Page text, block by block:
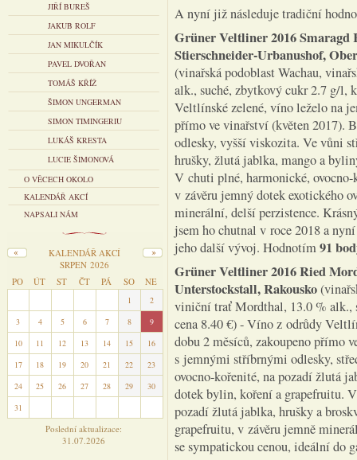
JIŘÍ BUREŠ
JAKUB ROLF
JAN MIKULČÍK
PAVEL DVOŘAN
TOMÁŠ KŘÍŽ
ŠIMON UNGERMAN
SIMON TIMINGERIU
LUKÁŠ KRESTA
LUCIE ŠIMONOVÁ
O VĚCECH OKOLO
KALENDÁŘ AKCÍ
NAPSALI NÁM
KALENDÁŘ AKCÍ
SRPEN 2026
PO
ÚT ST ČT PÁ SO NE
1
2
3
4 5 6 7 8
9
10
11 12 13 14 15
16
17
18 19 20 21 22
23
24
25 26 27 28 29
30
31
Poslední aktualizace:
31.07.2026
A nyní již následuje tradiční
Grüner Veltliner 2016 Smaragd
Stierschneider-Urbanushof,
(vinařská podoblast Wachau,
alk., suché, zbytkový cukr 2.7 g/
Veltlínské zelené, víno leželo na
přímo ve vinařství (květen 2017).
odlesky, vyšší viskozita. Ve vůni
hrušky, žlutá jablka, mango a
V chuti plné, harmonické,
v závěru jemný dotek exotického
minerální, delší perzistence.
jsem ho chutnal v roce 2018 a
jeho další vývoj. Hodnotím91
Grüner Veltliner 2016 Ried
Unterstockstall, Rakousko
viniční trať Mordthal, 13.0 %
cena 8.40 €) - Víno z odrůdy
dobu 2 měsíců, zakoupeno přímo
s jemnými stříbrnými odlesky,
ovocno-kořenité, na pozadí žlutá
dotek bylin, koření a grapefruitu.
pozadí žlutá jablka, hrušky a
grapefruitu, v závěru jemně
se sympatickou cenou, ideální do